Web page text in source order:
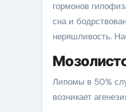
гормонов
сна и
неряшливость.
Липомы в 50%
возникает